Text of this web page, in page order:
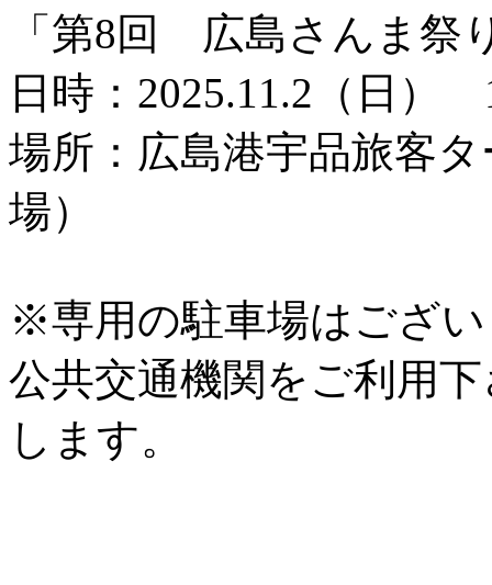
「第8回 広島さんま祭
日時：2025.11.2（日）
場所：広島港宇品旅客
場）
※専用の駐車場はござ
公共交通機関をご利用
します。